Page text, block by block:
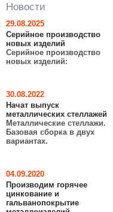
Новости
29.08.2025
Серийное производство
новых изделий
Серийное производство
новых изделий:
30.08.2022
Начат выпуск
металлических стеллажей
Металлические стеллажи.
Базовая сборка в двух
вариантах.
04.09.2020
Производим горячее
цинкование и
гальванопокрытие